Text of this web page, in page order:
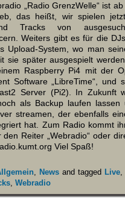
„Radio GrenzWelle“ ist
das heißt, wir spielen
Tracks von
Weiters gibt es für die
Upload-System, wo man
sie später ausgespielt
Raspberry Pi4 mit der
Software „LibreTime“, und
Server (Pi2). In Zukunft
als Backup laufen lassen
streamen, der ebenfalls
hat. Zum Radio kommt
den Reiter „Webradio“ oder
Viel Spaß!
, Newsand tagged Live,
, Webradio